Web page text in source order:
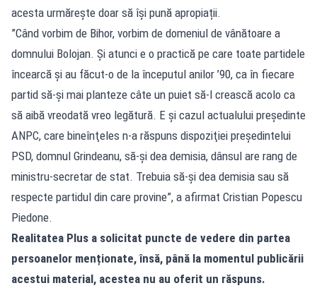
acesta urmărește doar să își pună apropiații.
”Când vorbim de Bihor, vorbim de domeniul de vânătoare a
domnului Bolojan. Şi atunci e o practică pe care toate partidele
încearcă şi au făcut-o de la începutul anilor ’90, ca în fiecare
partid să-şi mai planteze câte un puiet să-l crească acolo ca
să aibă vreodată vreo legătură. E şi cazul actualului preşedinte
ANPC, care bineînţeles n-a răspuns dispoziţiei preşedintelui
PSD, domnul Grindeanu, să-şi dea demisia, dânsul are rang de
ministru-secretar de stat. Trebuia să-şi dea demisia sau să
respecte partidul din care provine”, a afirmat Cristian Popescu
Piedone.
Realitatea Plus a solicitat puncte de vedere din partea
persoanelor menționate, însă, până la momentul publicării
acestui material, acestea nu au oferit un răspuns.